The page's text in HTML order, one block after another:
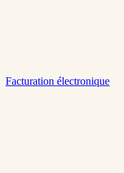
Facturation électronique